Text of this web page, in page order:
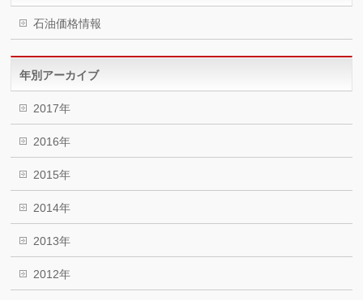
石油価格情報
年別アーカイブ
2017年
2016年
2015年
2014年
2013年
2012年